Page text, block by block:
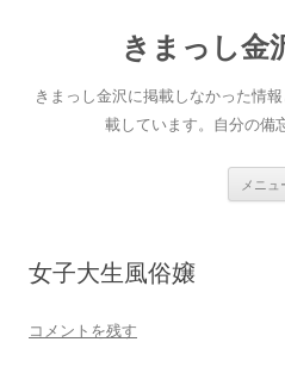
きまっし金
きまっし金沢に掲載しなかった情
載しています。自分の備
メニュ
女子大生風俗嬢
コメントを残す